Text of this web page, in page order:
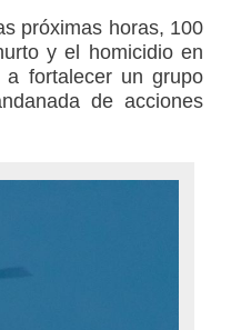
próximas horas, 100
y el homicidio en
a fortalecer un grupo
de acciones